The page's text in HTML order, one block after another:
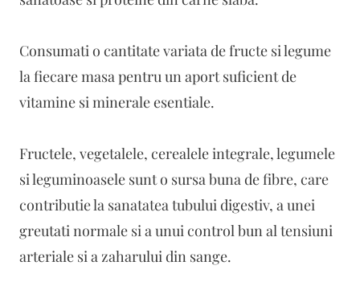
Consumati o cantitate variata de fructe si legume
la fiecare masa pentru un aport suficient de
vitamine si minerale esentiale.
Fructele, vegetalele, cerealele integrale, legumele
si leguminoasele sunt o sursa buna de fibre, care
contributie la sanatatea tubului digestiv, a unei
greutati normale si a unui control bun al tensiuni
arteriale si a zaharului din sange.